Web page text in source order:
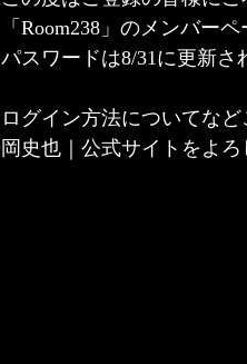
「Room238」のメンバー
パスワードは8/31に更新さ
ログイン方法についてな
岡史也｜公式サイトをよろ